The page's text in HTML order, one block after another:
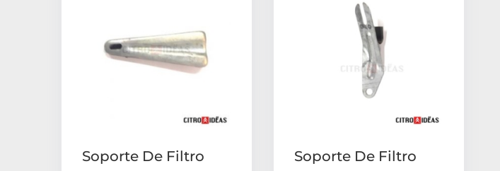
Soporte De Filtro
Soporte De Filtro